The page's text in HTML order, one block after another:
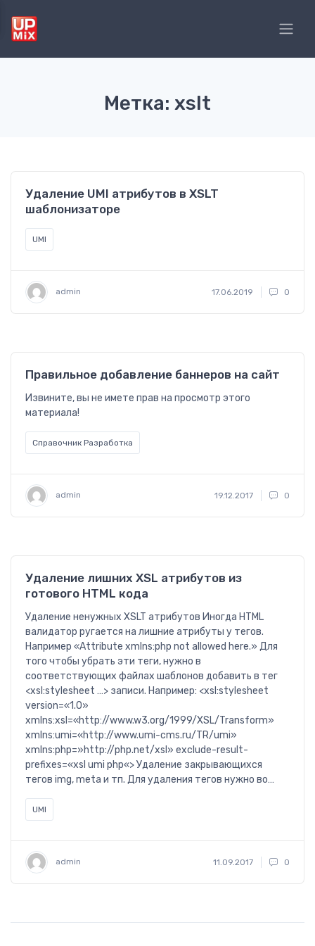
Метка: xslt
Удаление UMI атрибутов в XSLT
шаблонизаторе
UMI
admin 17.06.2019 0
Правильное добавление баннеров на сайт
Извините, вы не имете прав на просмотр этого
материала!
Справочник Разработка
admin 19.12.2017 0
Удаление лишних XSL атрибутов из
готового HTML кода
Удаление ненужных XSLT атрибутов Иногда HTML
валидатор ругается на лишние атрибуты у тегов.
Например «Attribute xmlns:php not allowed here.» Для
того чтобы убрать эти теги, нужно в
соответствующих файлах шаблонов добавить в тег
<xsl:stylesheet …> записи. Например: <xsl:stylesheet
version=«1.0»
xmlns:xsl=«http://www.w3.org/1999/XSL/Transform»
xmlns:umi=«http://www.umi-cms.ru/TR/umi»
xmlns:php=»http://php.net/xsl» exclude-result-
prefixes=«xsl umi php«> Удаление закрывающихся
тегов img, meta и тп. Для удаления тегов нужно во…
UMI
admin 11.09.2017 0